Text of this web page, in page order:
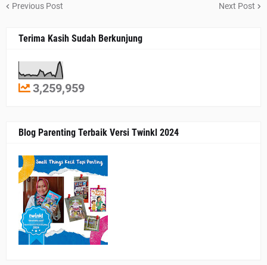
Previous Post Next Post
Terima Kasih Sudah Berkunjung
3,259,959
Blog Parenting Terbaik Versi Twinkl 2024